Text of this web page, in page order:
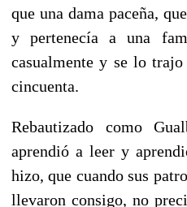
que una dama paceña,
y pertenecía a una
casualmente y se lo
cincuenta.
Rebautizado como
aprendió a leer y
hizo, que cuando sus
llevaron consigo, no